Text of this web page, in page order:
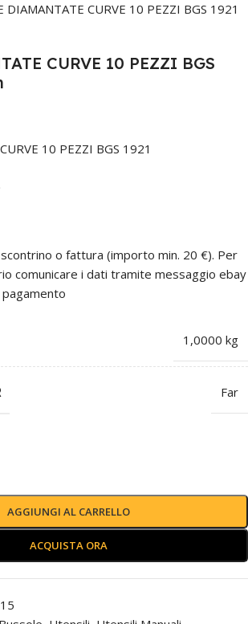
DIAMANTATE CURVE 10 PEZZI BGS 1921
CURVE 10 PEZZI BGS
10 PEZZI BGS 1921
scontrino o fattura (importo min. 20 €). Per
comunicare i dati tramite messaggio ebay
1,0000 kg
Far
AGGIUNGI AL CARRELLO
ACQUISTA ORA